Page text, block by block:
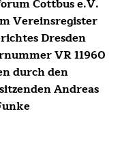
Cottbus e.V.
Vereinsregister
Dresden
VR 11960
durch den
Andreas